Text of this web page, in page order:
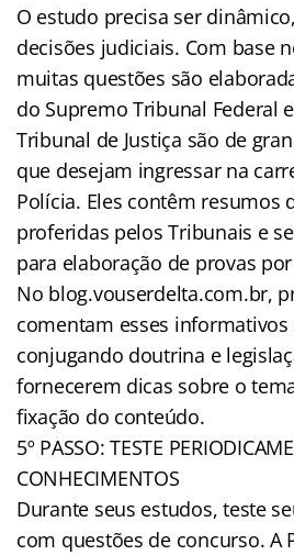
O estudo precisa ser
decisões judiciais. Com base
muitas questões são
do Supremo Tribunal Federal
Tribunal de Justiça são de
que desejam ingressar na
Polícia. Eles contêm resumos
proferidas pelos Tribunais e
para elaboração de provas
No blog.vouserdelta.com.br,
comentam esses
conjugando doutrina e
fornecerem dicas sobre o
fixação do conteúdo.
5º PASSO: TESTE
CONHECIMENTOS
Durante seus estudos, teste
com questões de concurso. A